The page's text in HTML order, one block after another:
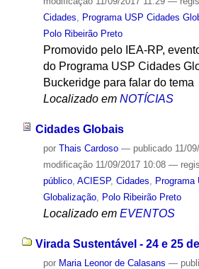
Cidades, Programa USP Cidades
Polo Ribeirão Preto
Promovido pelo IEA-RP,
do Programa USP Cidades
Buckeridge para falar do tema
Localizado em NOTÍCIAS
Cidades Globais
por Thais Cardoso — publicado11/
modificação11/09/2017 10:08 —
público, ACIESP, Cidades, Programa
Globalização, Polo Ribeirão Preto
Localizado em EVENTOS
Virada Sustentável - 24 e 25
por Maria Leonor de Calasans —